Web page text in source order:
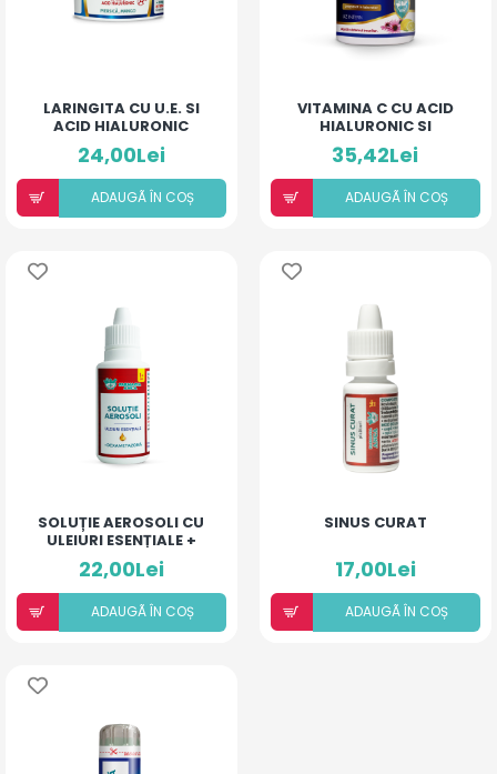
LARINGITA CU U.E. SI
ACID HIALURONIC
(PIERSICĂ ȘI MANGO)
24,00Lei
ADAUGÃ ÎN COȘ
VITAMINA C CU ACID
HIALURONIC SI
ECHINACEA
35,42Lei
ADAUGÃ ÎN COȘ
SOLUȚIE AEROSOLI CU
ULEIURI ESENȚIALE +
DEXAMETAZONĂ
22,00Lei
ADAUGÃ ÎN COȘ
SINUS CURAT
17,00Lei
ADAUGÃ ÎN COȘ